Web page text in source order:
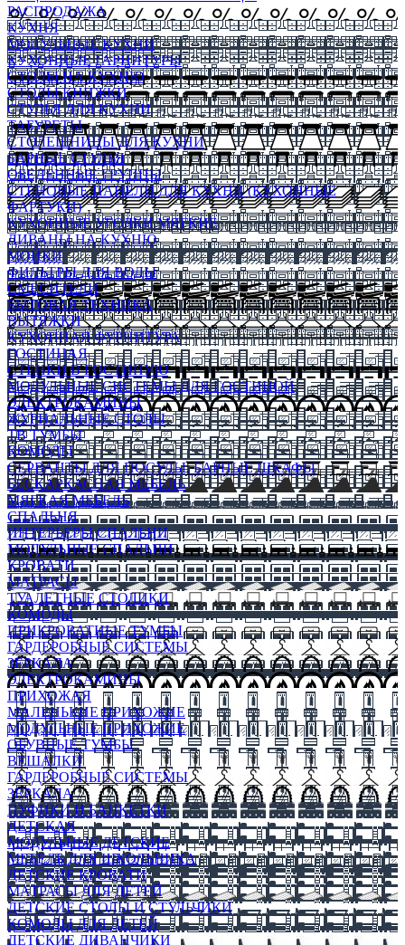
РАСПРОДАЖА
КУХНЯ
МОДУЛЬНЫЕ КУХНИ
КУХОННЫЕ ГАРНИТУРЫ
СТОЛЫ НА КУХНЮ
СТОЛЫ КНИЖКИ
СТУЛЬЯ ДЛЯ КУХНИ
ТАБУРЕТЫ
СТОЛЕШНИЦЫ ДЛЯ КУХНИ
БАРНЫЕ СТУЛЬЯ
ОБЕДЕННЫЕ ГРУППЫ
СТЕНОВЫЕ ПАНЕЛИ ДЛЯ КУХНИ (КУХОННЫЕ
ФАРТУКИ)
КУХОННЫЕ УГОЛКИ МЯГКИЕ
ДИВАНЫ НА КУХНЮ
МОЙКИ
ФИЛЬТРЫ ДЛЯ ВОДЫ
СМЕСИТЕЛИ
БЫТОВАЯ ТЕХНИКА
ВЫТЯЖКИ
КУХОННАЯ ФУРНИТУРА
ГОСТИНАЯ
СТЕНКИ В ГОСТИНУЮ
МОДУЛЬНЫЕ СИСТЕМЫ ДЛЯ ГОСТИНОЙ
ЭЛЕКТРОКАМИНЫ
ЖУРНАЛЬНЫЕ СТОЛЫ
ТВ ТУМБЫ
КОМОДЫ
СЕРВАНТЫ ДЛЯ ПОСУДЫ, БАРНЫЕ ШКАФЫ
БЕСКАРКАСНАЯ МЕБЕЛЬ
МЯГКАЯ МЕБЕЛЬ
СПАЛЬНЯ
ИНТЕРЬЕРЫ СПАЛЬНИ
МОДУЛЬНЫЕ СПАЛЬНИ
КРОВАТИ
МАТРАСЫ
ТУАЛЕТНЫЕ СТОЛИКИ
КОМОДЫ
ПРИКРОВАТНЫЕ ТУМБЫ
ГАРДЕРОБНЫЕ СИСТЕМЫ
ЗЕРКАЛА
ЭЛЕКТРОКАМИНЫ
ПРИХОЖАЯ
МАЛЕНЬКИЕ ПРИХОЖИЕ
МОДУЛЬНЫЕ ПРИХОЖИЕ
ОБУВНЫЕ ТУМБЫ
ВЕШАЛКИ
ГАРДЕРОБНЫЕ СИСТЕМЫ
ЗЕРКАЛА
ПУФИКИ И БАНКЕТКИ
ДЕТСКАЯ
МОДУЛЬНЫЕ ДЕТСКИЕ
МЕБЕЛЬ ДЛЯ ШКОЛЬНИКА
ДЕТСКИЕ КРОВАТИ
МАТРАСЫ ДЛЯ ДЕТЕЙ
ДЕТСКИЕ СТОЛЫ И СТУЛЬЧИКИ
КОМОДЫ ДЛЯ ДЕТЕЙ
ДЕТСКИЕ ДИВАНЧИКИ